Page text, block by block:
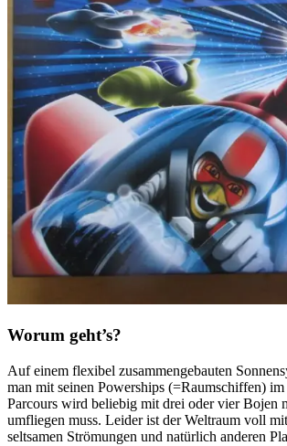
Worum geht’s?
Auf einem flexibel zusammengebauten
man mit seinen Powerships (=Raumschiffen)
Parcours wird beliebig mit drei oder vier Bojen
umfliegen muss. Leider ist der Weltraum voll
seltsamen Strömungen und natürlich anderen